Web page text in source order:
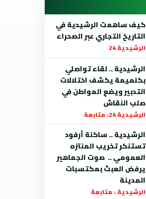
كيف ساهمت الرشيدية في
التاريخ التجاري عبر الصحراء
الرشيدية 24
الرشيدية .. لقاء تواصلي
بكلميمة يكشف اختلالات
التدبير ويضع المواطن في
صلب النقاش
الرشيدية 24: متابعة
الرشيدية .. ساكنة أرفود
تستنكر تخريب المنتزه
العمومي .. صوت الجماهير
يرفض العبث بمكتسبات
المدينة
الرشيدية : متابعة